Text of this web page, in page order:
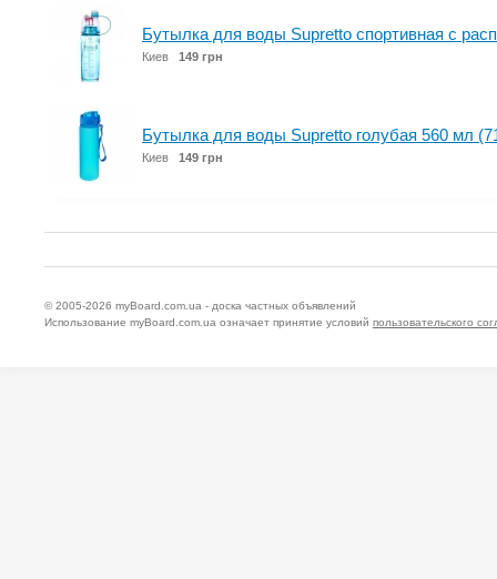
Бутылка для воды Supretto спортивная с
Киев 149 грн
Бутылка для воды Supretto голубая 560 мл
Киев 149 грн
© 2005-2026 myBoard.com.ua - доска частных объявлений
Использование myBoard.com.ua означает принятие условий пользовательского